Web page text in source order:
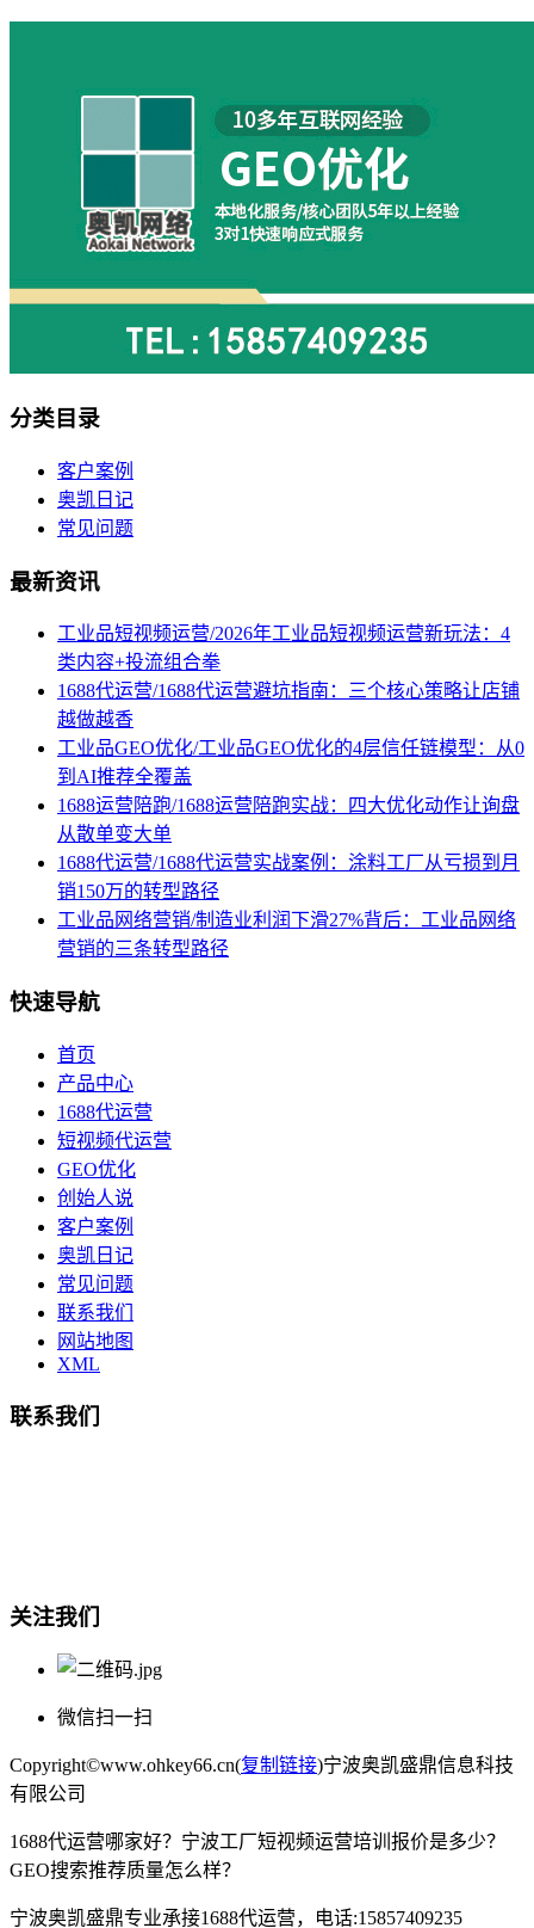
分类目录
客户案例
奥凯日记
常见问题
最新资讯
工业品短视频运营/2026年工业品短视频运营新玩法：4
类内容+投流组合拳
1688代运营/1688代运营避坑指南：三个核心策略让店铺
越做越香
工业品GEO优化/工业品GEO优化的4层信任链模型：从0
到AI推荐全覆盖
1688运营陪跑/1688运营陪跑实战：四大优化动作让询盘
从散单变大单
1688代运营/1688代运营实战案例：涂料工厂从亏损到月
销150万的转型路径
工业品网络营销/制造业利润下滑27%背后：工业品网络
营销的三条转型路径
快速导航
首页
产品中心
1688代运营
短视频代运营
GEO优化
创始人说
客户案例
奥凯日记
常见问题
联系我们
网站地图
XML
联系我们
关注我们
微信扫一扫
Copyright©www.ohkey66.cn(复制链接)宁波奥凯盛鼎信息科技
有限公司
1688代运营哪家好？宁波工厂短视频运营培训报价是多少？
GEO搜索推荐质量怎么样？
宁波奥凯盛鼎专业承接1688代运营，电话:15857409235